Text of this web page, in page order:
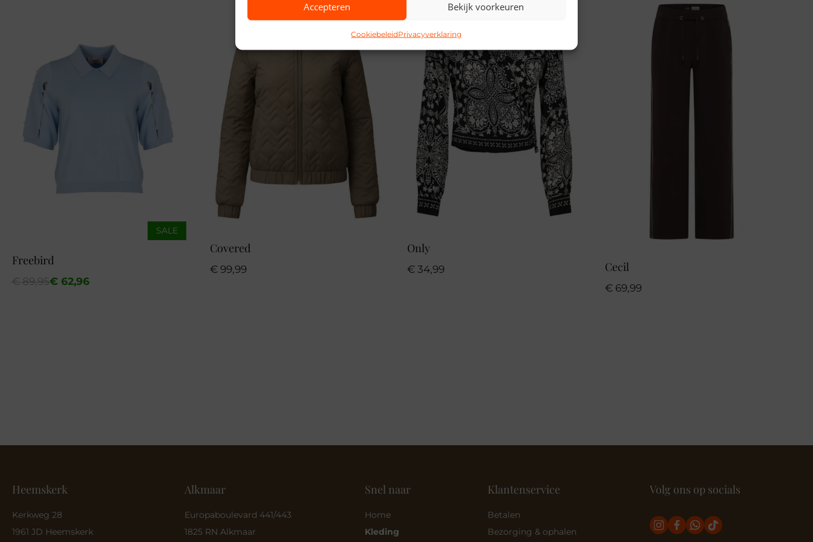
Accepteren Bekijk voorkeuren
CookiebeleidPrivacyverklaring
SALE
Freebird
€89,95
Oorspronkelijke
€ 62,96
Huidige
Covered
€99,99
Only
€ 34,99 Cecil
€69,99
Heemskerk
Kerkweg 28
1961 JD Heemskerk
Alkmaar
Europaboulevard 441/443
1825 RN Alkmaar
Snel naar
Home
Kleding
Klantenservice
Betalen
Bezorging & ophalen
Volg ons op socials